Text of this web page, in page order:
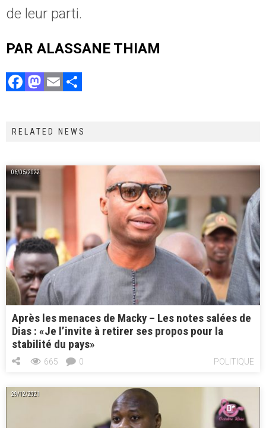
de leur parti.
PAR ALASSANE THIAM
F
b
ok
M
o
E
l
g
RELATED NEWS
06/05/2022
Après les menaces de Macky – Les notes salées de
Dias : «Je l’invite à retirer ses propos pour la
stabilité du pays»
POLITIQUE
665 0
29/12/2021